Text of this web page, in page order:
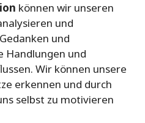
können wir unseren
und
und
Handlungen und
Wir können unsere
erkennen und durch
selbst zu motivieren